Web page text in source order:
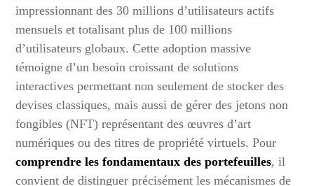
impressionnant des 30 millions d’utilisateurs actifs
mensuels et totalisant plus de 100 millions
d’utilisateurs globaux. Cette adoption massive
témoigne d’un besoin croissant de solutions
interactives permettant non seulement de stocker des
devises classiques, mais aussi de gérer des jetons non
fongibles (NFT) représentant des œuvres d’art
numériques ou des titres de propriété virtuels. Pour
comprendre les fondamentaux des portefeuilles, il
convient de distinguer précisément les mécanismes de